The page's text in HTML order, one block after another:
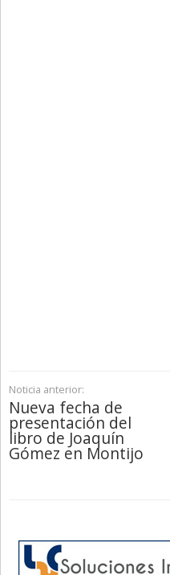
Noticia anterior:
Nueva fecha de
presentación del
libro de Joaquín
Gómez en Montijo